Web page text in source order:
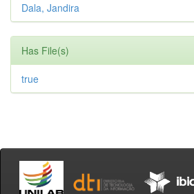
Dala, Jandira
Has File(s)
true